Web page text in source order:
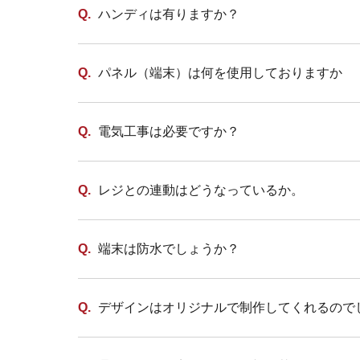
ハンディは有りますか？
パネル（端末）は何を使用しておりますか
電気工事は必要ですか？
レジとの連動はどうなっているか。
端末は防水でしょうか？
デザインはオリジナルで制作してくれるので